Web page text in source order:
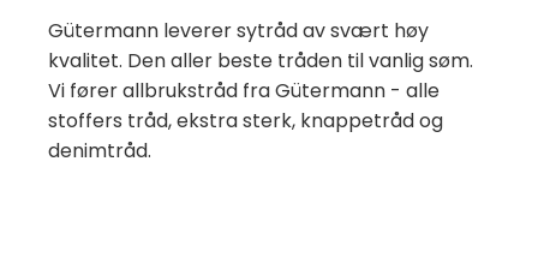
Gütermann leverer sytråd av svært høy
kvalitet. Den aller beste tråden til vanlig søm.
Vi fører allbrukstråd fra Gütermann - alle
stoffers tråd, ekstra sterk, knappetråd og
denimtråd.